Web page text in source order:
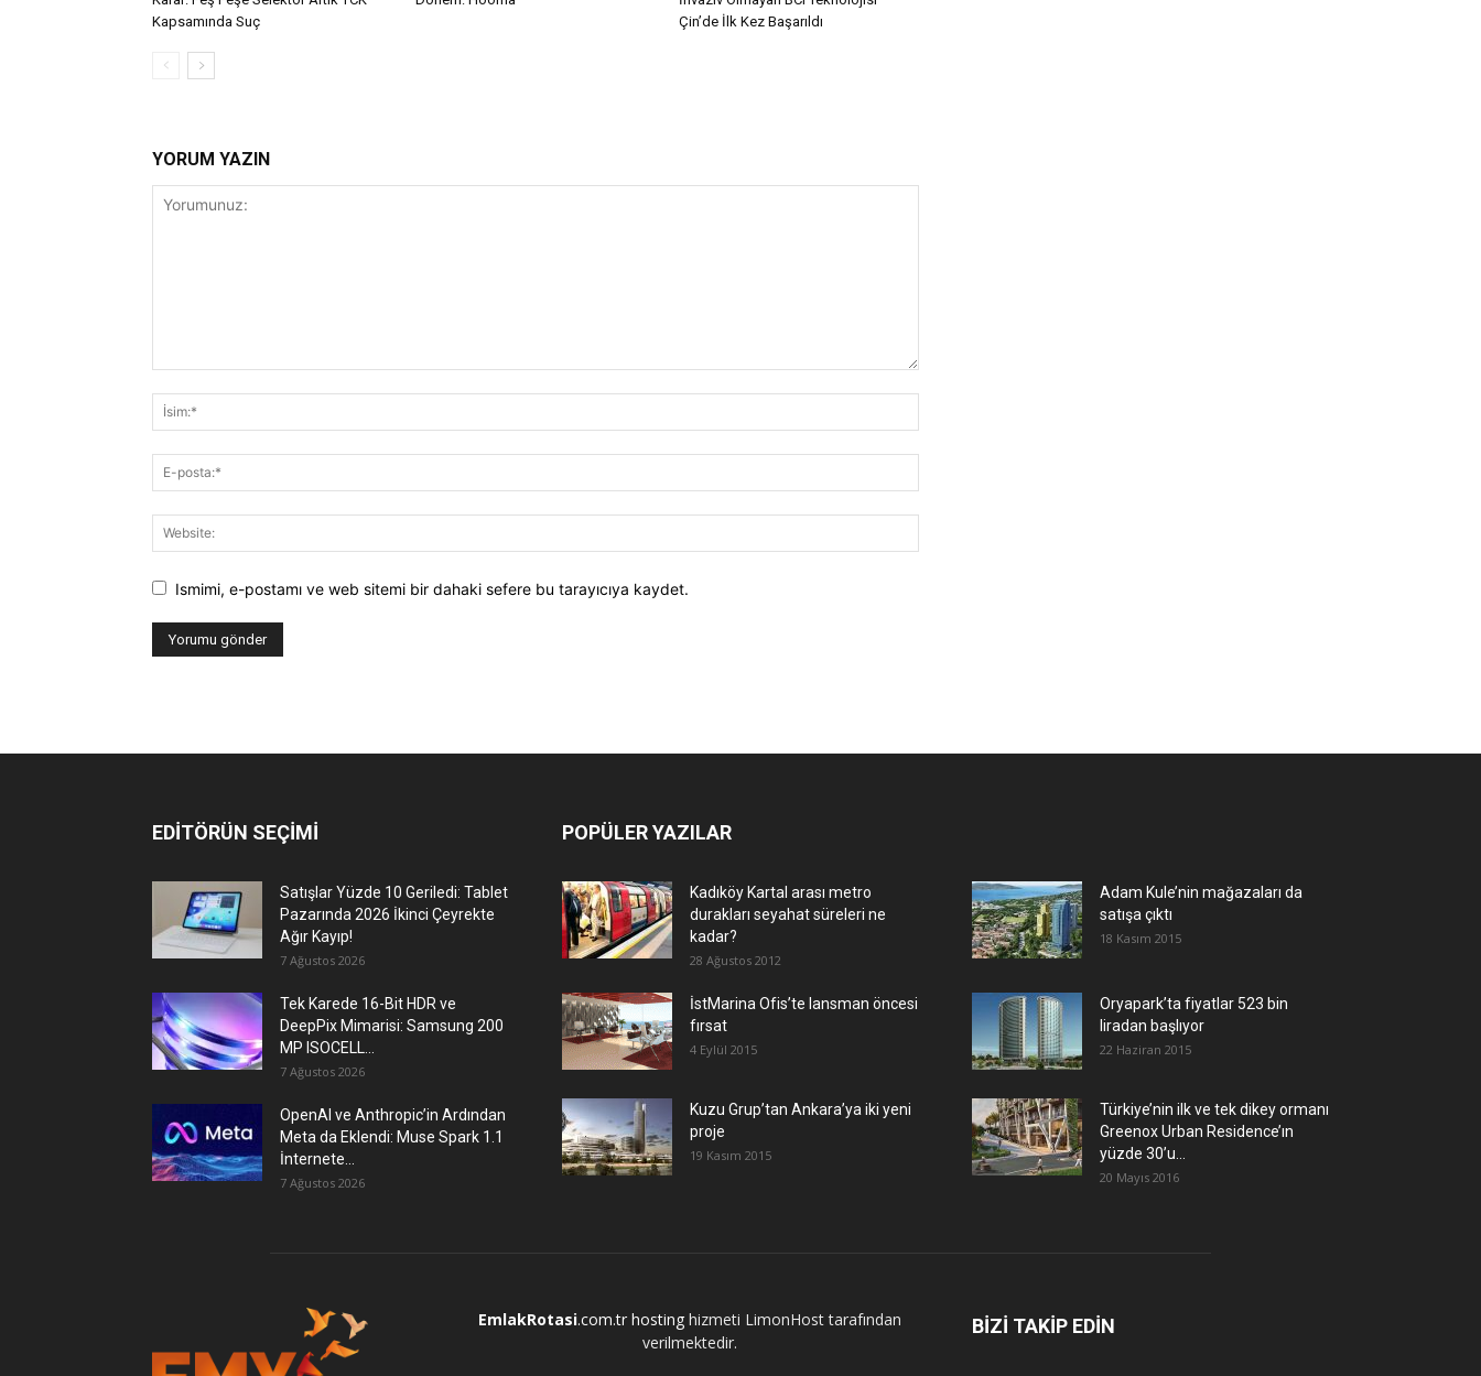
Kapsamında Suç
Çin’de İlk Kez Başarıldı
YORUM YAZIN
Ismimi, e-postamı ve web sitemi bir dahaki sefere bu tarayıcıya kaydet.
EDİTÖRÜN SEÇİMİ
Satışlar Yüzde 10 Geriledi: Tablet
Pazarında 2026 İkinci Çeyrekte
Ağır Kayıp!
7 Ağustos 2026
Tek Karede 16-Bit HDR ve
DeepPix Mimarisi: Samsung 200
MP ISOCELL...
7 Ağustos 2026
OpenAI ve Anthropic’in Ardından
Meta da Eklendi: Muse Spark 1.1
İnternete...
7 Ağustos 2026
POPÜLER YAZILAR
Kadıköy Kartal arası metro
durakları seyahat süreleri ne
kadar?
28 Ağustos 2012
Adam Kule’nin mağazaları da
satışa çıktı
18 Kasım 2015
İstMarina Ofis’te lansman öncesi
fırsat
4 Eylül 2015
Oryapark’ta fiyatlar 523 bin
liradan başlıyor
22 Haziran 2015
​Kuzu Grup’tan Ankara’ya iki yeni
proje
19 Kasım 2015
Türkiye’nin ilk ve tek dikey ormanı
Greenox Urban Residence’ın
yüzde 30’u...
20 Mayıs 2016
EmlakRotasi.com.tr hostinghizmeti LimonHost tarafından
verilmektedir.
BİZİ TAKİP EDİN